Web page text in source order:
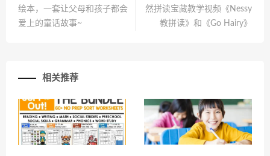
绘本，一套让父母和孩子都会
爱上的童话故事~
然拼读宝藏教学视频《Nessy
教拼读》和《Go Hairy》
相关推荐